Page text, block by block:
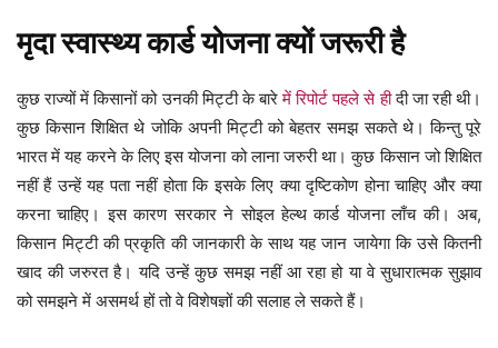
मृदा स्वास्थ्य कार्ड योजना क्यों जरूरी है
कुछ राज्यों में किसानों को उनकी मिट्टी के बारेमें रिपोर्ट पहले से हीदी जा रही थी।
कुछ किसान शिक्षित थे जोकि अपनी मिट्टी को बेहतर समझ सकते थे। किन्तु पूरे
भारत में यह करने के लिए इस योजना को लाना जरुरी था। कुछ किसान जो शिक्षित
नहीं हैं उन्हें यह पता नहीं होता कि इसके लिए क्या दृष्टिकोण होना चाहिए और क्या
करना चाहिए। इस कारण सरकार ने सोइल हेल्थ कार्ड योजना लाँच की। अब,
किसान मिट्टी की प्रकृति की जानकारी के साथ यह जान जायेगा कि उसे कितनी
खाद की जरुरत है। यदि उन्हें कुछ समझ नहीं आ रहा हो या वे सुधारात्मक सुझाव
को समझने में असमर्थ हों तो वे विशेषज्ञों की सलाह ले सकते हैं।